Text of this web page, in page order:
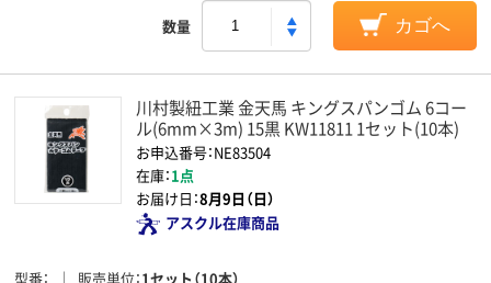
数量 カゴへ
川村製紐工業 金天馬 キングスパンゴム 6コー
ル(6mm×3m) 15黒 KW11811 1セット(10本)
お申込番号：NE83504
在庫：1点
お届け日：8月9日（日）
アスクル在庫商品
型番 販売単位 1セット（10本）